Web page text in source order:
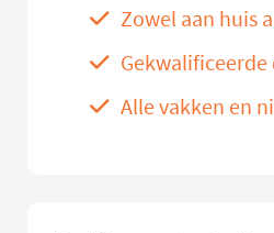
Zowel aan huis
Gekwalificeerde
Alle vakken en